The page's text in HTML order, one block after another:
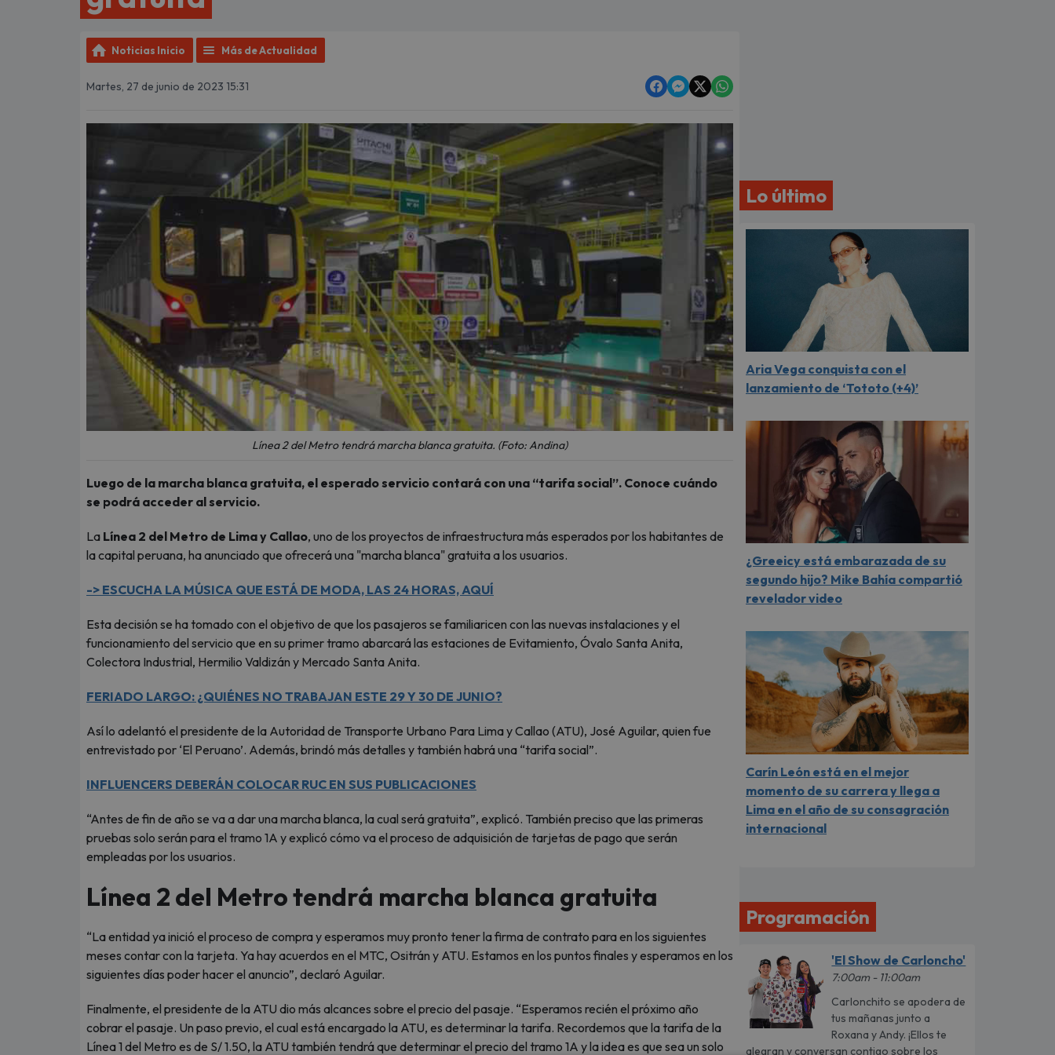
Noticias Inicio Más de Actualidad
Martes, 27 de junio de 2023 15:31
Línea 2 del Metro tendrá marcha blanca gratuita. (Foto: Andina)
Luego de la marcha blanca gratuita, el esperado servicio contará con una “tarifa social”. Conoce cuándo
se podrá acceder al servicio.
La Línea 2 del Metro de Lima y Callao, uno de los proyectos de infraestructura más esperados por los habitantes de
la capital peruana, ha anunciado que ofrecerá una "marcha blanca" gratuita a los usuarios.
-> ESCUCHA LA MÚSICA QUE ESTÁ DE MODA, LAS 24 HORAS, AQUÍ
Esta decisión se ha tomado con el objetivo de que los pasajeros se familiaricen con las nuevas instalaciones y el
funcionamiento del servicio que en su primer tramo abarcará las estaciones de Evitamiento, Óvalo Santa Anita,
Colectora Industrial, Hermilio Valdizán y Mercado Santa Anita.
FERIADO LARGO: ¿QUIÉNES NO TRABAJAN ESTE 29 Y 30 DE JUNIO?
Así lo adelantó el presidente de la Autoridad de Transporte Urbano Para Lima y Callao (ATU), José Aguilar, quien fue
entrevistado por ‘El Peruano’. Además, brindó más detalles y también habrá una “tarifa social”.
INFLUENCERS DEBERÁN COLOCAR RUC EN SUS PUBLICACIONES
“Antes de fin de año se va a dar una marcha blanca, la cual será gratuita”, explicó. También preciso que las primeras
pruebas solo serán para el tramo 1A y explicó cómo va el proceso de adquisición de tarjetas de pago que serán
empleadas por los usuarios.
Línea 2 del Metro tendrá marcha blanca gratuita
“La entidad ya inició el proceso de compra y esperamos muy pronto tener la firma de contrato para en los siguientes
meses contar con la tarjeta. Ya hay acuerdos en el MTC, Ositrán y ATU. Estamos en los puntos finales y esperamos en los
siguientes días poder hacer el anuncio”, declaró Aguilar.
Finalmente, el presidente de la ATU dio más alcances sobre el precio del pasaje. “Esperamos recién el próximo año
cobrar el pasaje. Un paso previo, el cual está encargado la ATU, es determinar la tarifa. Recordemos que la tarifa de la
Línea 1 del Metro es de S/ 1.50, la ATU también tendrá que determinar el precio del tramo 1A y la idea es que sea un solo
Lo último
Aria Vega conquista con el
lanzamiento de ‘Tototo (+4)’
¿Greeicy está embarazada de su
segundo hijo? Mike Bahía compartió
revelador video
Carín León está en el mejor
momento de su carrera y llega a
Lima en el año de su consagración
internacional
Programación
'El Show de Carloncho'
7:00am - 11:00am
Carlonchito se apodera de
tus mañanas junto a
Roxana y Andy. ¡Ellos te
alegran y conversan contigo sobre los